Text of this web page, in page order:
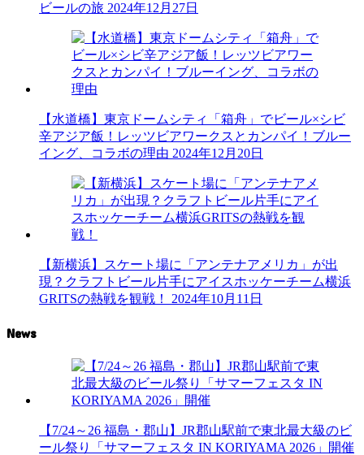
ビールの旅 2024年12月27日
【水道橋】東京ドームシティ「箱舟」でビール×シビ
辛アジア飯！レッツビアワークスとカンパイ！ブルー
イング、コラボの理由 2024年12月20日
【新横浜】スケート場に「アンテナアメリカ」が出
現？クラフトビール片手にアイスホッケーチーム横浜
GRITSの熱戦を観戦！
2024年10月11日
News
【7/24～26 福島・郡山】JR郡山駅前で東北最大級のビ
ール祭り「サマーフェスタ IN KORIYAMA 2026」開催